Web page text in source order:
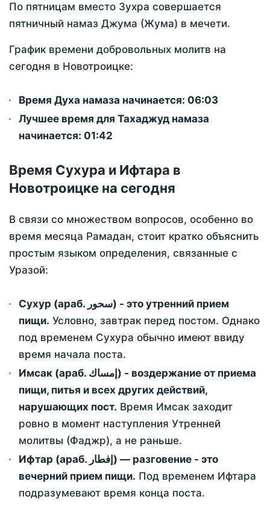
По пятницам вместо Зухра совершается
пятничный намаз Джума (Жума) в мечети.
График времени добровольных молитв на
сегодня в Новотроицке:
Время Духа намаза начинается: 06:03
Лучшее время для Тахаджуд намаза
начинается: 01:42
Время Сухура и Ифтара в
Новотроицке на сегодня
В связи со множеством вопросов, особенно во
время месяца Рамадан, стоит кратко объяснить
простым языком определения, связанные с
Уразой:
Сухур (араб. سحور) - это утренний прием
пищи. Условно, завтрак перед постом. Однако
под временем Сухура обычно имеют ввиду
время начала поста.
Имсак (араб. إمساك) - воздержание от приема
пищи, питья и всех других действий,
нарушающих пост. Время Имсак заходит
ровно в момент наступления Утренней
молитвы (Фаджр), а не раньше.
Ифтар (араб. إفطار) — разговение - это
вечерний прием пищи. Под временем Ифтара
подразумевают время конца поста.